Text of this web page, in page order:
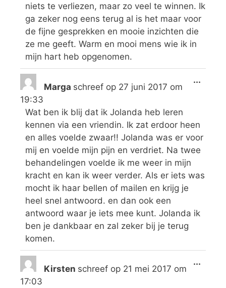
niets te verliezen, maar zo veel te winnen. Ik
ga zeker nog eens terug al is het maar voor
de fijne gesprekken en mooie inzichten die
ze me geeft. Warm en mooi mens wie ik in
mijn hart heb opgenomen.
Marga schreef op 27 juni 2017 om
19:33
Wat ben ik blij dat ik Jolanda heb leren
kennen via een vriendin. Ik zat erdoor heen
en alles voelde zwaar!! Jolanda was er voor
mij en voelde mijn pijn en verdriet. Na twee
behandelingen voelde ik me weer in mijn
kracht en kan ik weer verder. Als er iets was
mocht ik haar bellen of mailen en krijg je
heel snel antwoord. en dan ook een
antwoord waar je iets mee kunt. Jolanda ik
ben je dankbaar en zal zeker bij je terug
komen.
...
Kirsten schreef op 21 mei 2017 om
17:03
...